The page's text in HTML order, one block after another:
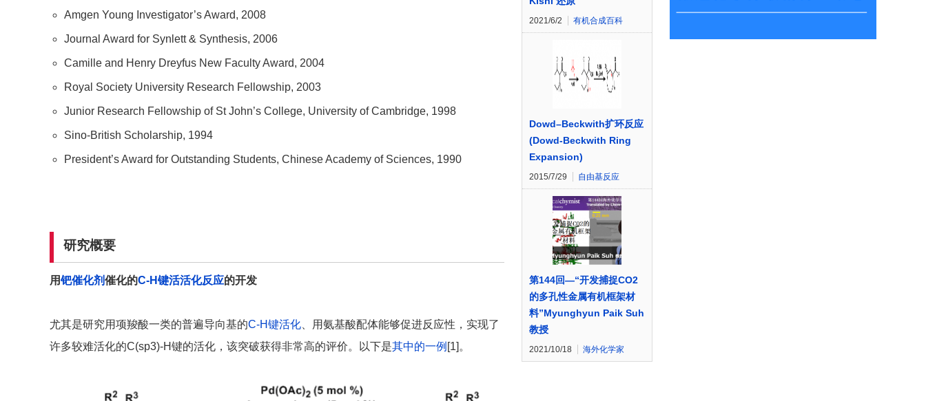
Amgen Young Investigator’s Award, 2008
Journal Award for Synlett & Synthesis, 2006
Camille and Henry Dreyfus New Faculty Award, 2004
Royal Society University Research Fellowship, 2003
Junior Research Fellowship of St John’s College, University of Cambridge, 1998
Sino-British Scholarship, 1994
President’s Award for Outstanding Students, Chinese Academy of Sciences, 1990
研究概要
用钯催化剂催化的C-H键活活化反应的开发
尤其是研究用项羧酸一类的普遍导向基的C-H键活化 、用氨基酸配体能够促进反应性，实现了
许多较难活化的C(sp3)-H键的活化，该突破获得非常高的评价。以下是其中的一例 [1]。
2021/6/2 有机合成百科
Dowd–Beckwith扩环反应
(Dowd-Beckwith Ring
Expansion)
2015/7/29 自由基反应
第144回—“开发捕捉CO2
的多孔性金属有机框架材
料”Myunghyun Paik Suh
教授
2021/10/18 海外化学家